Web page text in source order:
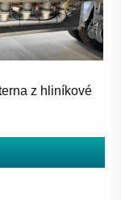
z hliníkové